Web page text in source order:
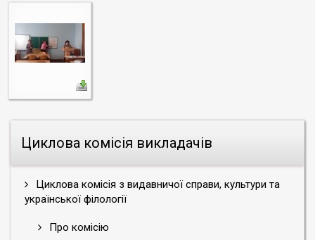
Циклова комісія викладачів
Циклова комісія з видавничої справи, культури та
української філології
Про комісію